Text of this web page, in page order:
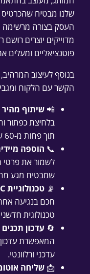
שלנו מבטיח
העסק בצורה מרשימה
מדוייקים יוצרים רושם
פוטנציאליים ומעלים
בנוסף לעיצוב
הקשר עם הלקוח
📲 שיתוף מהיר
בלחיצת כפתור
תוך פחות מ-60 שניות.
📞 הוספה
לשמור את
שמבטיח מגע
📡 טכנולוגיית NFC מתקדמת
חכם בנגיעה
טכנולוגית
🔄 עדכון
המאפשרת
עדכני ורלוונטי.
📩 שליחה